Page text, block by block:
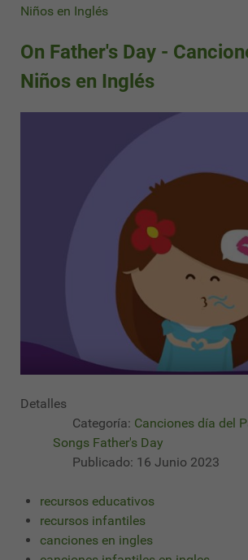
Niños en Inglés
On Father's Day -
Niños en Inglés
Detalles
Categoría: Canciones día del
Songs Father's Day
Publicado: 16 Junio 2023
recursos educativos
recursos infantiles
canciones en ingles